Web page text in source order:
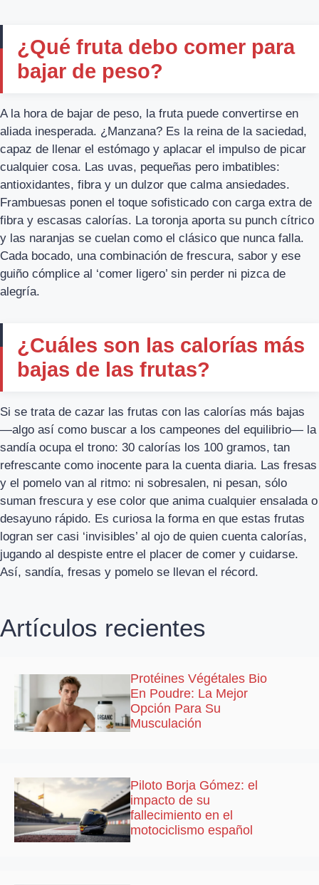
¿Qué fruta debo comer para
bajar de peso?
A la hora de bajar de peso, la fruta puede convertirse en
aliada inesperada. ¿Manzana? Es la reina de la saciedad,
capaz de llenar el estómago y aplacar el impulso de picar
cualquier cosa. Las uvas, pequeñas pero imbatibles:
antioxidantes, fibra y un dulzor que calma ansiedades.
Frambuesas ponen el toque sofisticado con carga extra de
fibra y escasas calorías. La toronja aporta su punch cítrico
y las naranjas se cuelan como el clásico que nunca falla.
Cada bocado, una combinación de frescura, sabor y ese
guiño cómplice al ‘comer ligero’ sin perder ni pizca de
alegría.
¿Cuáles son las calorías más
bajas de las frutas?
Si se trata de cazar las frutas con las calorías más bajas
—algo así como buscar a los campeones del equilibrio— la
sandía ocupa el trono: 30 calorías los 100 gramos, tan
refrescante como inocente para la cuenta diaria. Las fresas
y el pomelo van al ritmo: ni sobresalen, ni pesan, sólo
suman frescura y ese color que anima cualquier ensalada o
desayuno rápido. Es curiosa la forma en que estas frutas
logran ser casi ‘invisibles’ al ojo de quien cuenta calorías,
jugando al despiste entre el placer de comer y cuidarse.
Así, sandía, fresas y pomelo se llevan el récord.
Artículos recientes
Protéines Végétales Bio
En Poudre: La Mejor
Opción Para Su
Musculación
Piloto Borja Gómez: el
impacto de su
fallecimiento en el
motociclismo español